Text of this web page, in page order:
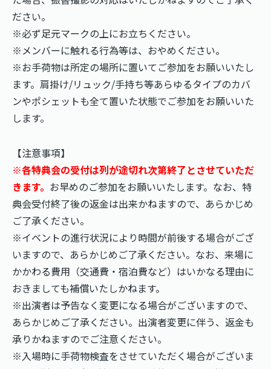
ださい。
※必ず足元マークの上にお立ちください。
※メンバーに触れる行為等は、おやめください。
※お手荷物は所定の場所に置いてご参加をお願いいたし
ます。肩掛け/リュック/手持ち等あらゆるタイプのカバ
ンやポシェットも全て置いた状態でご参加をお願いいた
します。
【注意事項】
※各特典会の受付は列が途切れ次第終了とさせていただ
きます。 お早めのご参加をお願いいたします。なお、特
典会受付終了後の返金は出来かねますので、あらかじめ
ご了承ください。
※イベントの進行状況により時間が前後する場合がござ
いますので、あらかじめご了承ください。なお、来場に
かかわる費用（交通費・宿泊費など）はいかなる理由に
おきましても補償いたしかねます。
※出演者は予告なく変更になる場合がございますので、
あらかじめご了承ください。出演者変更に伴う、返金も
承りかねますのでご注意ください。
※入場時に手荷物検査をさせていただく場合がございま